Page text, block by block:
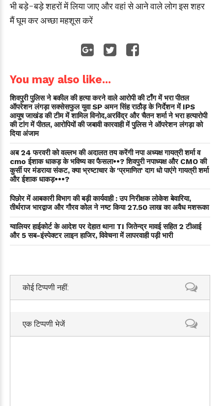
भी बड़े-बड़े शहरों में लिया जाए और वहां से आने वाले लोग इस शहर
मैं घूम कर अच्छा महशूस करें
You may also like...
शिवपुरी पुलिस ने बकील की हत्या करने वाले आरोपी की टाँग में भरा पीतल
ऑपरेशन लंगड़ा सक्सेसफुल युवा SP अमन सिंह राठौड़ के निर्देशन में IPS
आयुष जाखंड की टीम में शामिल विनोद,अरविंद्र और चैतन शर्मा ने भरा हत्यारोपी
की टांग में पीतल, आरोपियों की जबावी कारवाही में पुलिस ने ऑपरेशन लंगड़ा को
दिया अंजाम
अब 24 फरवरी को वल्लभ की अदालत तय करेंगी नपा अध्यक्ष गायत्री शर्मा व
cmo ईशाक धाकड़ के भविष्य का फैसला••? शिवपुरी नपाध्यक्ष और CMO की
कुर्सी पर मंडराया संकट, क्या भ्रष्टाचार के 'प्रमाणित' दाग धो पाएंगे गायत्री शर्मा
और ईशाक धाकड़•••?
पिछोर में आबकारी विभाग की बड़ी कार्यवाही : उप निरीक्षक लोकेश बेवारिया,
तीर्थराज भारद्वाज और गौरव कोल ने नष्ट किया 27.50 लाख का अवैध मशरूका
ग्वालियर हाईकोर्ट के आदेश पर देहात थाना TI जितेन्द्र मावई सहित 2 टीआई
और 5 सब-इंस्पेक्टर लाइन हाजिर, विवेचना में लापरवाही पड़ी भारी
कोई टिप्पणी नहीं:
एक टिप्पणी भेजें